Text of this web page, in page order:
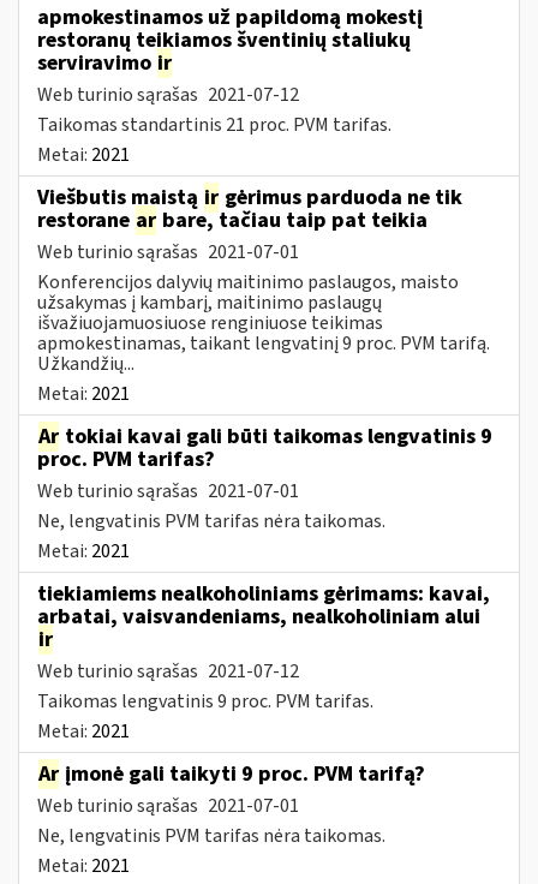
apmokestinamos už papildomą mokestį
restoranų teikiamos šventinių staliukų
serviravimo ir
Web turinio sąrašas 2021-07-12
Taikomas standartinis 21 proc. PVM tarifas.
Metai: 2021
Viešbutis maistą ir gėrimus parduoda ne tik
restorane ar bare, tačiau taip pat teikia
Web turinio sąrašas 2021-07-01
Konferencijos dalyvių maitinimo paslaugos, maisto
užsakymas į kambarį, maitinimo paslaugų
išvažiuojamuosiuose renginiuose teikimas
apmokestinamas, taikant lengvatinį 9 proc. PVM tarifą.
Užkandžių...
Metai: 2021
Ar tokiai kavai gali būti taikomas lengvatinis 9
proc. PVM tarifas?
Web turinio sąrašas 2021-07-01
Ne, lengvatinis PVM tarifas nėra taikomas.
Metai: 2021
tiekiamiems nealkoholiniams gėrimams: kavai,
arbatai, vaisvandeniams, nealkoholiniam alui
ir
Web turinio sąrašas 2021-07-12
Taikomas lengvatinis 9 proc. PVM tarifas.
Metai: 2021
Ar įmonė gali taikyti 9 proc. PVM tarifą?
Web turinio sąrašas 2021-07-01
Ne, lengvatinis PVM tarifas nėra taikomas.
Metai: 2021